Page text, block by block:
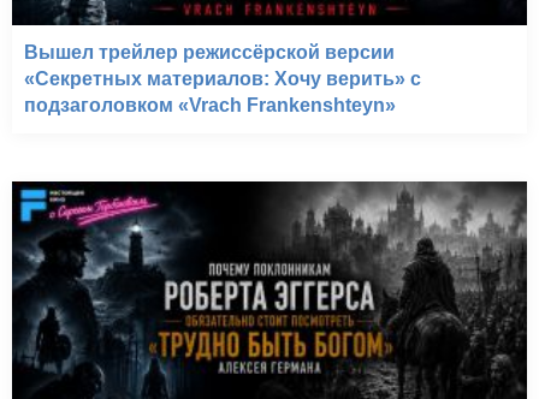
Вышел трейлер режиссёрской версии
«Секретных материалов: Хочу верить» с
подзаголовком «Vrach Frankenshteyn»